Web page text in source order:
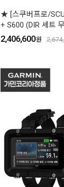
★ [스쿠버프로/
+ S600 (DIR 세트
2,406,600원